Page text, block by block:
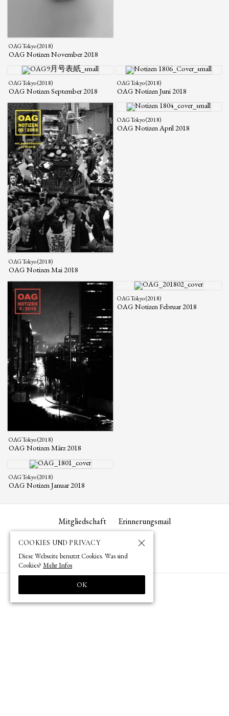
OAG Tokyo (2018)
OAG Notizen November 2018
OAG Tokyo (2018)
OAG Notizen September 2018
OAG Tokyo (2018)
OAG Notizen Juni 2018
OAG Tokyo (2018)
OAG Notizen Mai 2018
OAG Tokyo (2018)
OAG Notizen April 2018
OAG Tokyo (2018)
OAG Notizen März 2018
OAG Tokyo (2018)
OAG Notizen Februar 2018
OAG Tokyo (2018)
OAG Notizen Januar 2018
Mitgliedschaft Erinnerungsmail
COOKIES UND PRIVACY
Diese Webseite benutzt Cookies. Was sind
Cookies? Mehr Infos
OK